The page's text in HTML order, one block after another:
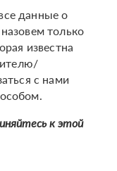
данные о
только
известна
с нами
к этой